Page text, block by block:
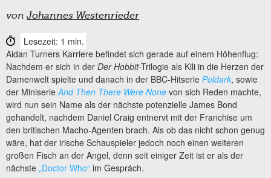
von Johannes Westenrieder
Lesezeit: 1 min.
Aidan Turners Karriere befindet sich gerade auf einem Höhenflug:
Nachdem er sich in der Der Hobbit-Trilogie als Kili in die Herzen der
Damenwelt spielte und danach in der BBC-Hitserie Poldark, sowie
der Miniserie And Then There Were None von sich Reden machte,
wird nun sein Name als der nächste potenzielle James Bond
gehandelt, nachdem Daniel Craig entnervt mit der Franchise um
den britischen Macho-Agenten brach. Als ob das nicht schon genug
wäre, hat der irische Schauspieler jedoch noch einen weiteren
großen Fisch an der Angel, denn seit einiger Zeit ist er als der
nächste „Doctor Who“ im Gespräch.